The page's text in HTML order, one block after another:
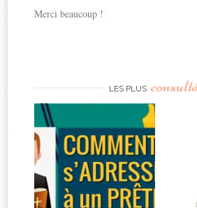
Merci beaucoup !
LES PLUS